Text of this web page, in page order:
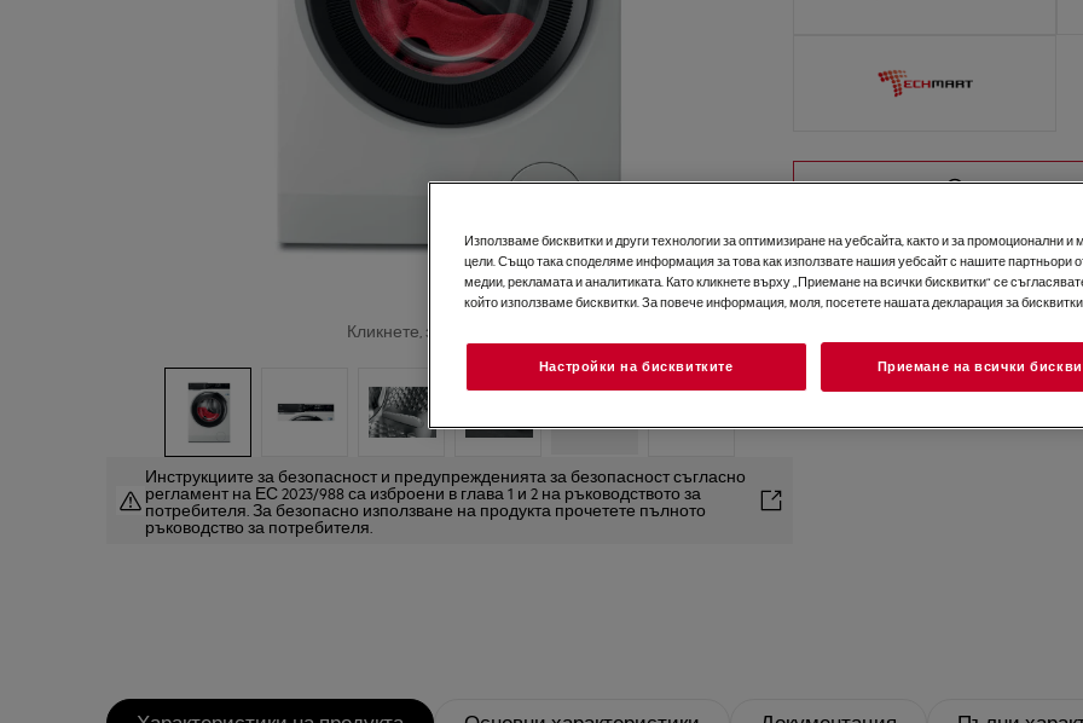
Кликнете, за да увеличите.
Инструкциите за безопасност и предупрежденията за безопасност съгласно
регламент на ЕС 2023/988 са изброени в глава 1 и 2 на ръководството за
потребителя. За безопасно използване на продукта прочетете пълното
ръководство за потребителя.
2+3 години гаранция за
Използваме бисквитки и други технологии за оптимизиране на уебсайта, както и за промоционални и
цели. Също така споделяме информация за това как използвате нашия уебсайт с нашите партньори
медии, рекламата и аналитиката. Като кликнете върху „Приемане на всички бисквитки“ се
който използваме бисквитки. За повече информация, моля, посетете нашата декларация за бисквитки.
Настройки на бисквитките Приемане на всички